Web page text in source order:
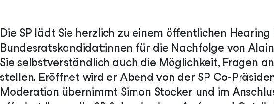
Die SP lädt Sie herzlich zu einem öffentlichen Hearing
Bundesratskandidat:innen für die Nachfolge von
Sie selbstverständlich auch die Möglichkeit, Fragen
stellen. Eröffnet wird er Abend von der SP Co-
Moderation übernimmt Simon Stocker und im